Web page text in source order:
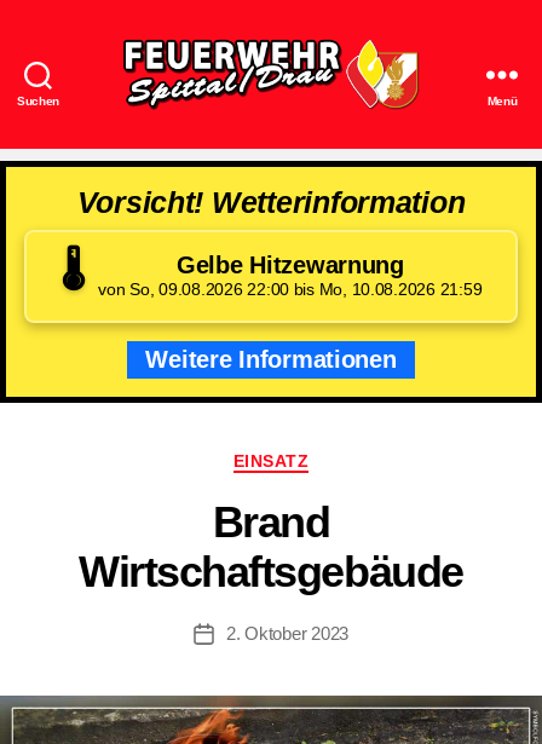
Suchen
Spittal/Drau
Menü
Vorsicht! Wetterinformation
🌡️ Gelbe Hitzewarnung
von So, 09.08.2026 22:00 bis Mo, 10.08.2026 21:59
Weitere Informationen
Kategorien
EINSATZ
Brand
Wirtschaftsgebäude
Beitragsdatum
2. Oktober 2023